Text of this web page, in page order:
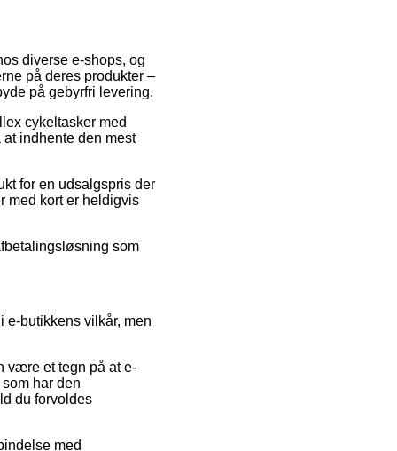
diverse e-shops, og
på deres produkter –
på gebyrfri levering.
cykeltasker med
indhente den mest
for en udsalgspris der
med kort er heldigvis
som
e-butikkens vilkår, men
være et tegn på at e-
har den
du forvoldes
med